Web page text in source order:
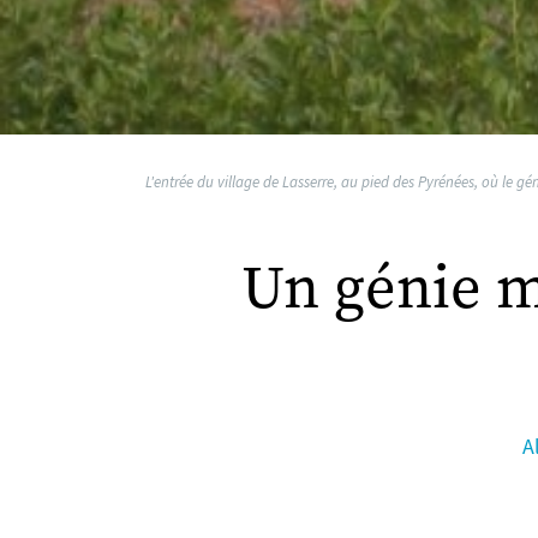
L'entrée du village de Lasserre, au pied des Pyrénées, où le
Un génie